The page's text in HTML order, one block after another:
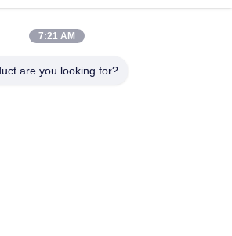
7:21 AM
are you looking for?